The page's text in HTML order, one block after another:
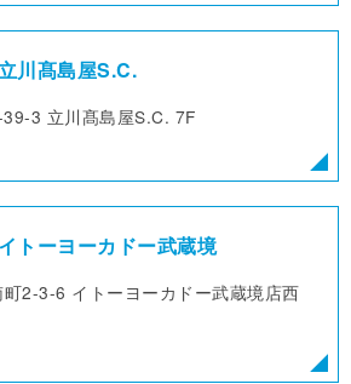
川髙島屋S.C.
3 立川髙島屋S.C. 7F
トーヨーカドー武蔵境
町2-3-6 イトーヨーカドー武蔵境店西